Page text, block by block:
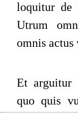
loquitur
Utrum
omnis
Et arguitur
quo quis